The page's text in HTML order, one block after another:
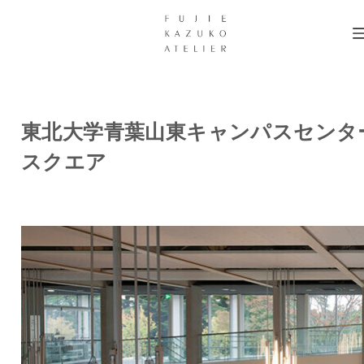
東北大学青葉山東キャンパスセンタ
スクエア